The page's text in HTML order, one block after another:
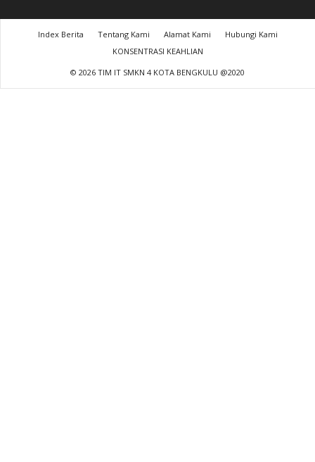
Index Berita Tentang Kami Alamat Kami
Hubungi Kami
KONSENTRASI KEAHLIAN
© 2026 TIM IT SMKN 4 KOTA BENGKULU @2020